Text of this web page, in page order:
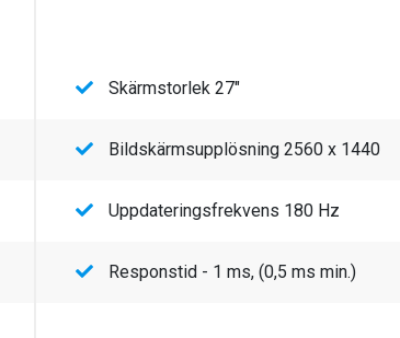
Skärmstorlek 27"
Bildskärmsupplösning 2560 x 1440
Uppdateringsfrekvens 180 Hz
Responstid - 1 ms, (0,5 ms min.)